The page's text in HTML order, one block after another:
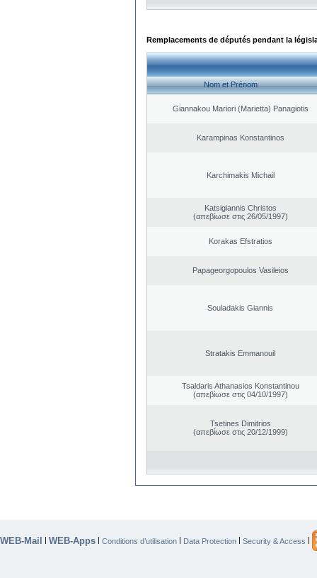
Remplacements de députés pendant la
Nom et Prénom
Giannakou Mariori (Marietta) Panagiotis
Karampinas Konstantinos
Karchimakis Michail
Katsigiannis Christos
(απεβίωσε στις 26/05/1997)
Korakas Efstratios
Papageorgopoulos Vasileios
Souladakis Giannis
Stratakis Emmanouil
Tsaldaris Athanasios Konstantinou
(απεβίωσε στις 04/10/1997)
Tsetines Dimitrios
(απεβίωσε στις 20/12/1999)
WEB-Mail | WEB-Apps | Conditions d’utilisation | Data Protection | Security & Access |